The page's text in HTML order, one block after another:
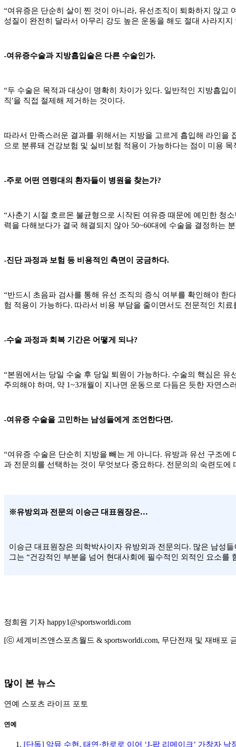
“여유증은 단순히 살이 찐 것이 아니라, 유선조직이 퇴화하지 않고
성질이 완전히 달라서 아무리 강도 높은 운동을 해도 절대 사라지
-여유증수술과 지방흡입술은 다른 수술인가.
“두 수술은 목적과 대상이 명확히 차이가 있다. 일반적인 지방흡입
직'을 직접 절제해 제거하는 것이다.
따라서 만족스러운 결과를 위해서는 지방을 고르게 흡입해 라인을
으로 분류돼 건강보험 및 실비보험 적용이 가능하다는 점이 미용
-주로 어떤 연령대의 환자들이 병원을 찾는가?
“사춘기 시절 호르몬 불균형으로 시작된 여유증 때문에 예민한 청
력을 다해보다가 결국 해결되지 않아 50~60대에 수술을 결정하는
-진단 과정과 보험 등 비용적인 측면이 궁금하다.
“반드시 초음파 검사를 통해 유선 조직의 증식 여부를 확인해야 한
험 적용이 가능하다. 따라서 비용 부담을 줄이면서도 전문적인 치료
-수술 과정과 회복 기간은 어떻게 되나?
“본원에서는 당일 수술 후 당일 퇴원이 가능하다. 수술의 핵심은
주의해야 하며, 약 1~3개월이 지나면 운동으로 다듬은 듯한 자연스
-여유증 수술을 고민하는 남성들에게 조언한다면.
“여유증 수술은 단순히 지방을 빼는 게 아니다. 유방과 유선 구조
과 전문의를 선택하는 것이 무엇보다 중요하다. 전문의의 숙련도
※유방외과 전문의 이승근 대표원장은…
이승근 대표원장은 의학박사이자 유방외과 전문의다. 많은 남성
그는 “건강적인 부분을 넘어 현대사회에 필수적인 외적인 요소
정희원 기자 happy1@sportsworldi.com
[ⓒ 세계비즈앤스포츠월드 & sportsworldi.com, 무단전재 및 재배포
많이 본 뉴스
연예 스포츠 라이프 포토
연예
[단독] 악뮤 수현, 태연·한로로 이어 ‘J-팝 리메이크’ 가창자 낙